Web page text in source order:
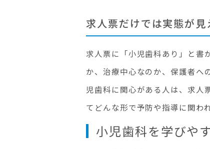
求人票だけでは実態が見
求人票に「小児歯科あり」と書
か、治療中心なのか、保護者へ
児歯科に関心がある人は、求人
てどんな形で予防や指導に関わ
小児歯科を学びや